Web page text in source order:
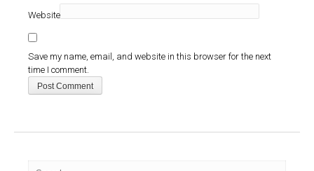
Website
Save my name, email, and website in this browser for the next
time I comment.